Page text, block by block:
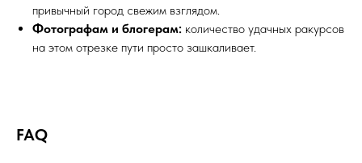
привычный город свежим взглядом.
Фотографам и блогерам: количество удачных ракурсов
на этом отрезке пути просто зашкаливает.
FAQ